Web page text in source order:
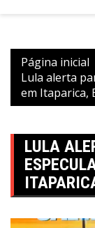
Página inicial
Lula alerta
em Itaparica,
LULA